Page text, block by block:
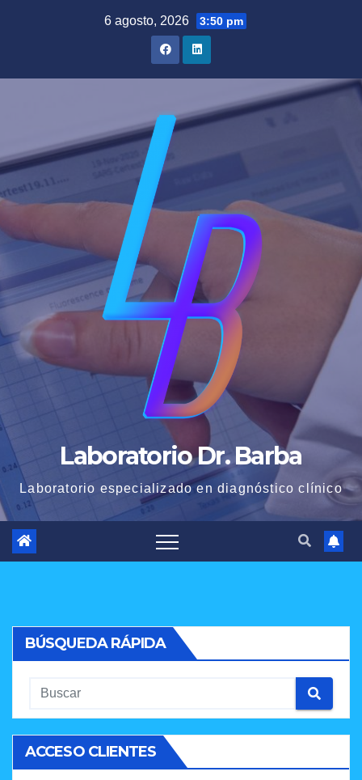
6 agosto, 2026 3:50 pm
Laboratorio Dr. Barba
Laboratorio especializado en diagnóstico clínico
BÚSQUEDA RÁPIDA
ACCESO CLIENTES